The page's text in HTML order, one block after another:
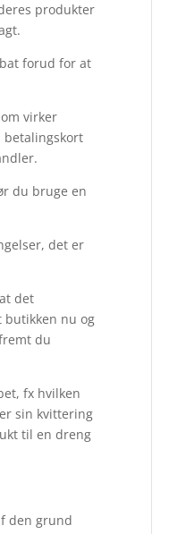
produkter
forud for at
virker
betalingskort
du bruge en
det er
det
butikken nu og
du
fx hvilken
sin kvittering
til en dreng
den grund